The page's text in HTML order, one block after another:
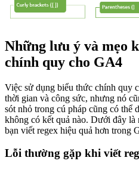
Những lưu ý và mẹo
chính quy cho GA4
Việc sử dụng biểu thức chính quy
thời gian và công sức, nhưng nó
sót nhỏ trong cú pháp cũng có thể
không có kết quả nào. Dưới đây
bạn viết regex hiệu quả hơn trong
Lỗi thường gặp khi viết